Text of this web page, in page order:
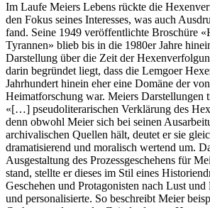
Im Laufe Meiers Lebens rückte die
den Fokus seines Interesses, was auch
fand. Seine 1949 veröffentlichte Broschüre
Tyrannen» blieb bis in die 1980er Jahre
Darstellung über die Zeit der
darin begründet liegt, dass die Lemgoer
Jahrhundert hinein eher eine Domäne der
Heimatforschung war. Meiers Darstellungen
«[…] pseudoliterarischen Verklärung des
denn obwohl Meier sich bei seinen
archivalischen Quellen hält, deutet er sie
dramatisierend und moralisch wertend um.
Ausgestaltung des Prozessgeschehens für
stand, stellte er dieses im Stil eines
Geschehen und Protagonisten nach Lust und
und personalisierte. So beschreibt Meier